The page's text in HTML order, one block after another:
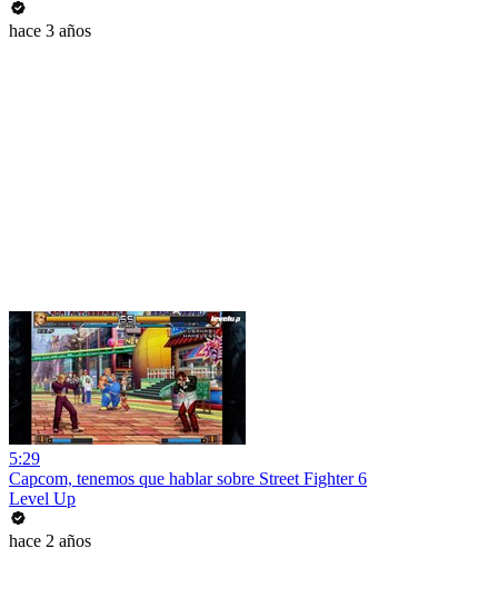
hace 3 años
5:29
Capcom, tenemos que hablar sobre Street Fighter 6
Level Up
hace 2 años